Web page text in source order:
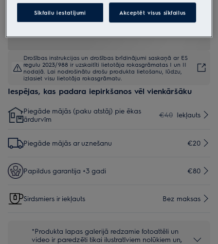
Drošības instrukcijas un drošības brīdinājumi saskaņā ar ES
regulu 2023/988 ir uzskaitīti lietotāja rokasgrāmatas I un II
nodaļā. Lai nodrošinātu drošu produkta lietošanu, lūdzu,
izlasiet visu lietotāja rokasgrāmatu.
Iespējas, kas padara iepirkšanos vēl vienkāršāku
Piegāde mājās (paku atstāj) pie ēkas
ārdurvīm
€40 Iekļauts
Piegāde mājās ar uznešanu €20
Papildus garantija +3 gadi €80
Sirdsmiers ir iekļauts Bez maksas
*Produkta lapas galerijā redzamie fotoattēli un
video ir paredzēti tikai ilustratīviem nolūkiem un,
Sīkfailu iestatījumi Akceptēt visus sīkfailus